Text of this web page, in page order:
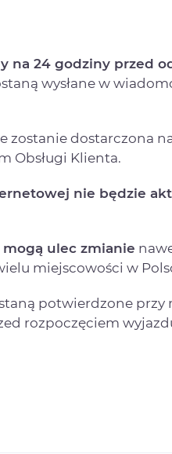
na 24 godziny przed
wysłane w
zostanie dostarczona
Obsługi Klienta.
nie będzie
ulec zmianie
miejscowości w
potwierdzone
rozpoczęciem